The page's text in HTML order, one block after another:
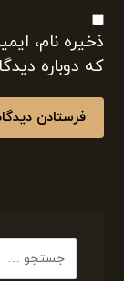
ذخیره نام،
که دوباره
فرستادن